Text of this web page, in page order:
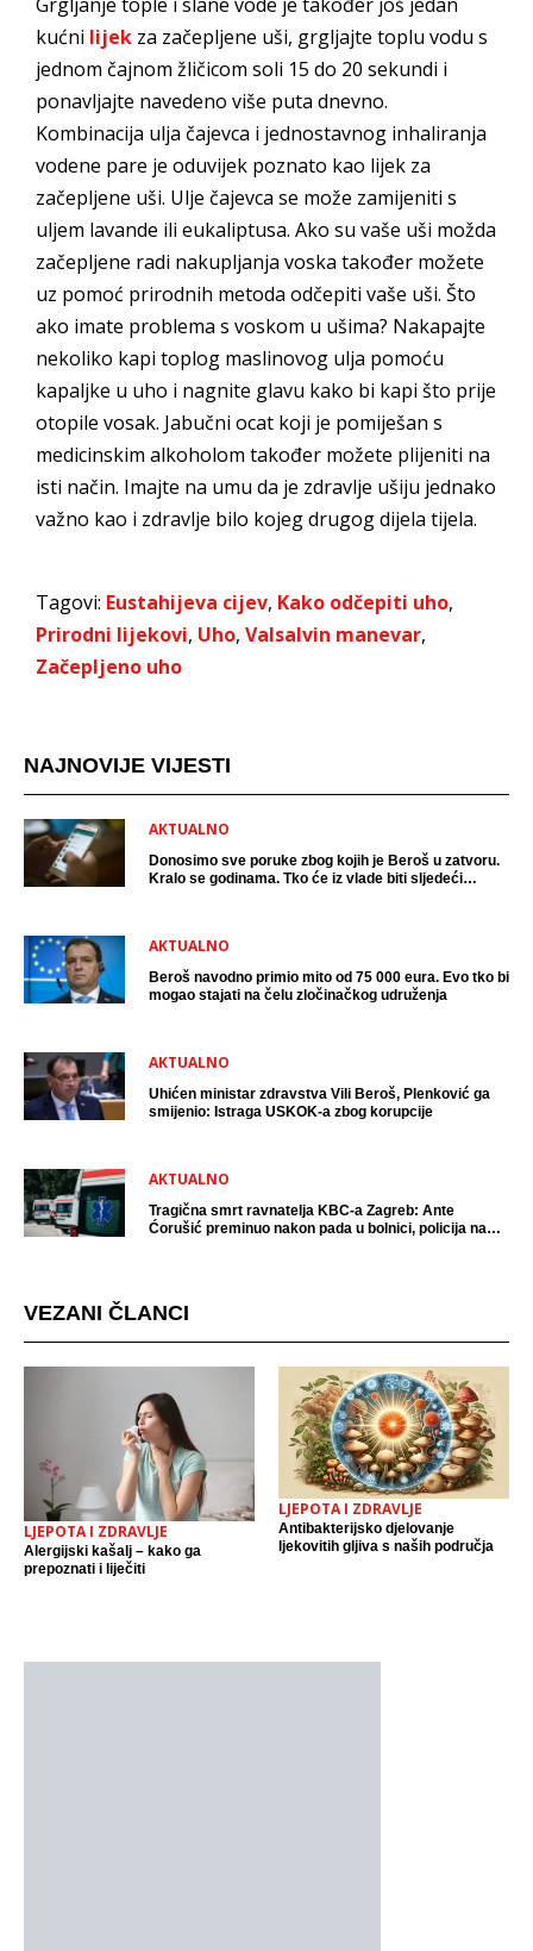
kućni lijek za začepljene uši, grgljajte toplu vodu s
jednom čajnom žličicom soli 15 do 20 sekundi i
ponavljajte navedeno više puta dnevno.
Kombinacija ulja čajevca i jednostavnog inhaliranja
vodene pare je oduvijek poznato kao lijek za
začepljene uši. Ulje čajevca se može zamijeniti s
uljem lavande ili eukaliptusa. Ako su vaše uši možda
začepljene radi nakupljanja voska također možete
uz pomoć prirodnih metoda odčepiti vaše uši. Što
ako imate problema s voskom u ušima? Nakapajte
nekoliko kapi toplog maslinovog ulja pomoću
kapaljke u uho i nagnite glavu kako bi kapi što prije
otopile vosak. Jabučni ocat koji je pomiješan s
medicinskim alkoholom također možete plijeniti na
isti način. Imajte na umu da je zdravlje ušiju jednako
važno kao i zdravlje bilo kojeg drugog dijela tijela.
Tagovi: Eustahijeva cijev, Kako odčepiti uho,
Prirodni lijekovi, Uho, Valsalvin manevar,
Začepljeno uho
NAJNOVIJE VIJESTI
AKTUALNO
Donosimo sve poruke zbog kojih je Beroš u zatvoru.
Kralo se godinama. Tko će iz vlade biti sljedeći
AKTUALNO
Beroš navodno primio mito od 75 000 eura. Evo tko bi
mogao stajati na čelu zločinačkog udruženja
AKTUALNO
Uhićen ministar zdravstva Vili Beroš, Plenković ga
smijenio: Istraga USKOK-a zbog korupcije
AKTUALNO
Tragična smrt ravnatelja KBC-a Zagreb: Ante
Ćorušić preminuo nakon pada u bolnici, policija na
VEZANI ČLANCI
LJEPOTA I ZDRAVLJE
Alergijski kašalj – kako ga
prepoznati i liječiti
LJEPOTA I ZDRAVLJE
Antibakterijsko djelovanje
ljekovitih gljiva s naših područja